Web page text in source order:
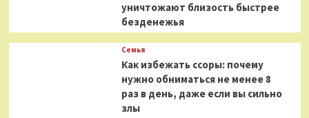
уничтожают близость быстрее
безденежья
Семья
Как избежать ссоры: почему
нужно обниматься не менее 8
раз в день, даже если вы сильно
злы